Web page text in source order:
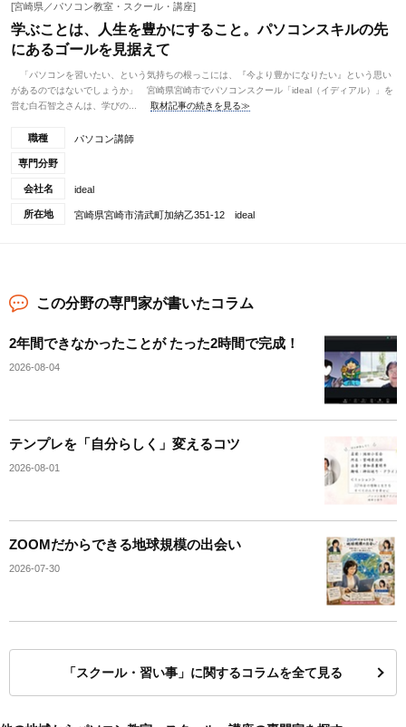
[宮崎県／パソコン教室・スクール・講座]
学ぶことは、人生を豊かにすること。パソコンスキルの先
にあるゴールを見据えて
「パソコンを習いたい、という気持ちの根っこには、『今より豊かになりたい』という思い
があるのではないでしょうか」 宮崎県宮崎市でパソコンスクール「ideal（イディアル）」を
営む白石智之さんは、学びの...
取材記事の続きを見る≫
職種 パソコン講師
専門分野
会社名 ideal
所在地 宮崎県宮崎市清武町加納乙351-12 ideal
この分野の専門家が書いたコラム
2年間できなかったことが たった2時間で完成！
2026-08-04
テンプレを「自分らしく」変えるコツ
2026-08-01
ZOOMだからできる地球規模の出会い
2026-07-30
「スクール・習い事」に関するコラムを全て見る